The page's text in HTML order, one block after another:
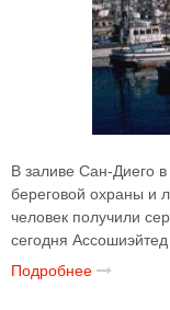
В заливе Сан-Диего в
береговой охраны и
человек получили
сегодня
Подробнее